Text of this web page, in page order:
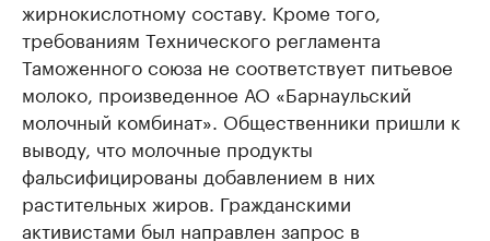
жирнокислотному составу. Кроме того,
требованиям Технического регламента
Таможенного союза не соответствует питьевое
молоко, произведенное АО «Барнаульский
молочный комбинат». Общественники пришли к
выводу, что молочные продукты
фальсифицированы добавлением в них
растительных жиров. Гражданскими
активистами был направлен запрос в